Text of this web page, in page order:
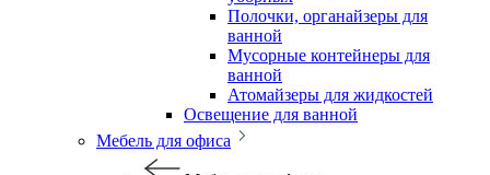
Полочки, органайзеры для
ванной
Мусорные контейнеры для
ванной
Атомайзеры для жидкостей
Освещение для ванной
Мебель для офиса